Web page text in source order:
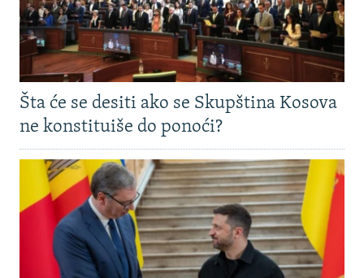
Šta će se desiti ako se Skupština Kosova
ne konstituiše do ponoći?